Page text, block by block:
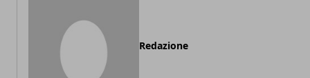
Redazione